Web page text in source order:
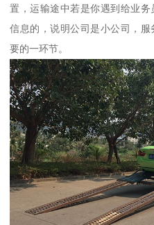
置，运输途中若是你遇到给业
信息的，说明公司是小公司，
要的一环节。